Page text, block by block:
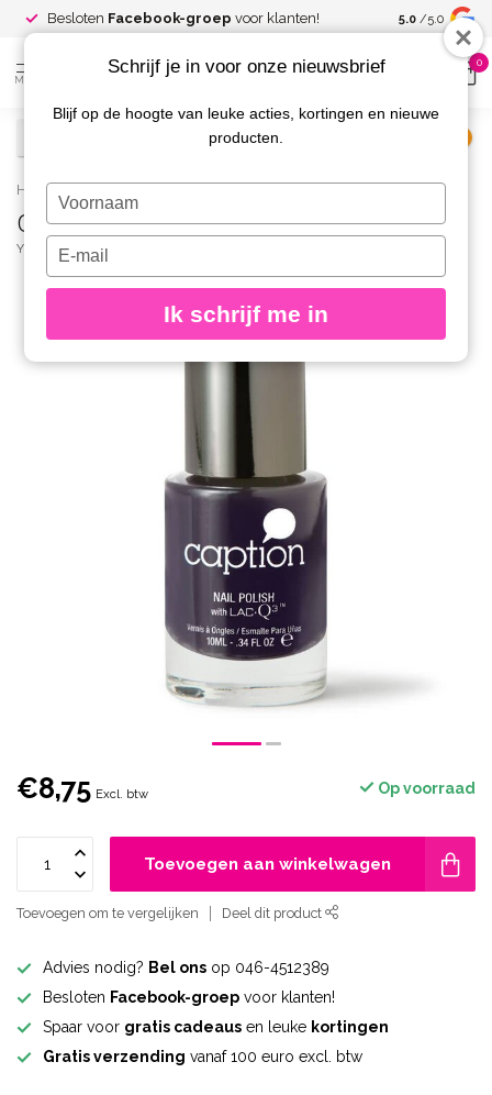
Besloten Facebook-groep voor klanten! Spaar voor
kortingen
5.0 /5.0
MENU
0
Home / Caption Nagellak 026 Never ask permission
Caption Nagellak 026 Never ask permission
YOUNG NAILS
€8,75 Excl. btw Op voorraad
Toevoegen aan winkelwagen
Toevoegen om te vergelijken Deel dit product
Advies nodig? Bel ons op 046-4512389
Besloten Facebook-groep voor klanten!
Spaar voor gratis cadeaus en leuke kortingen
Gratis verzending vanaf 100 euro excl. btw
Schrijf je in voor onze nieuwsbrief
Blijf op de hoogte van leuke acties, kortingen en nieuwe
producten.
Typ
je
naam
Typ
je
e-
in
Ik schrijf me in